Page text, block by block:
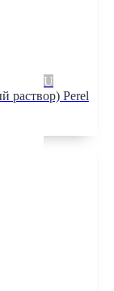
раствор) Perel